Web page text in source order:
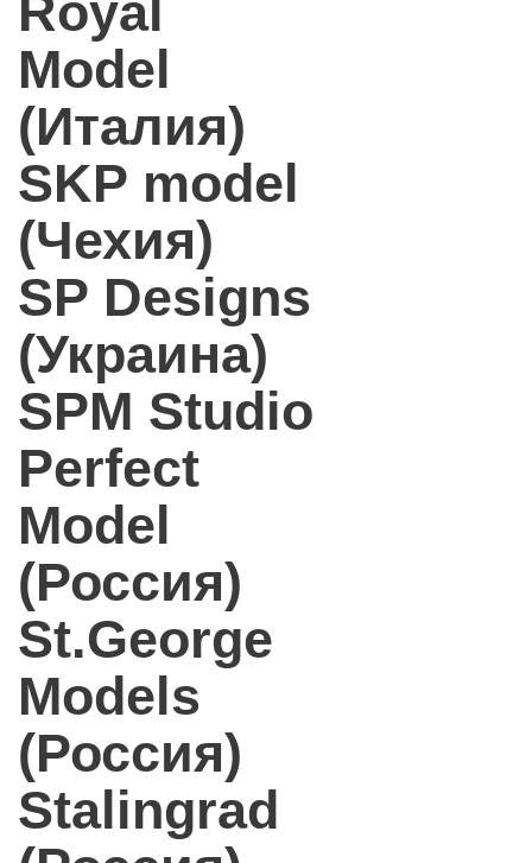
Royal
Model
(Италия)
SKP model
(Чехия)
SP Designs
(Украина)
SPM Studio
Perfect
Model
(Россия)
St.George
Models
(Россия)
Stalingrad